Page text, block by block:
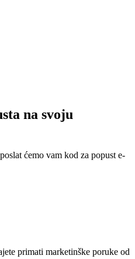
na svoju
ćemo vam kod za popust e-
primati marketinške poruke od